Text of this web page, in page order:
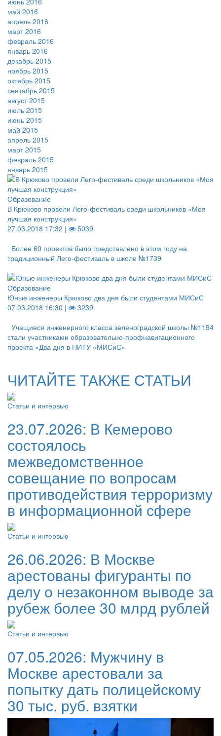
май 2016
апрель 2016
март 2016
февраль 2016
январь 2016
декабрь 2015
ноябрь 2015
октябрь 2015
сентябрь 2015
август 2015
июль 2015
июнь 2015
май 2015
апрель 2015
март 2015
февраль 2015
январь 2015
Образование
В Крюково провели Лего-фестиваль среди школьников «Моя
лучшая конструкция»
27.03.2018 17:32 |
5039
Более 60 проектов было представлено в этом году на
традиционный Лего-фестиваль в школе №1739
Образование
Юные инженеры Крюково два дня были студентами МИСиС
07.03.2018 16:30 |
3239
Учащиеся инженерного класса зеленоградской школы №1194
стали участниками образовательно-профнавигационного
проекта «Два дня в НИТУ «МИСиС»
ЧИТАЙТЕ ТАКЖЕ СТАТЬИ
Статьи и интервью
23.07.2026: В Кемерово
состоялось
межведомственное
совещание по вопросам
противодействия терроризму
в информационной сфере
Статьи и интервью
26.06.2026: В Москве
арестованы фигуранты по
делу о незаконном выводе за
рубеж более 30 млрд рублей
Статьи и интервью
07.05.2026: Мужчину в
Москве арестовали за
попытку дать полицейскому
30 тыс. руб. взятки